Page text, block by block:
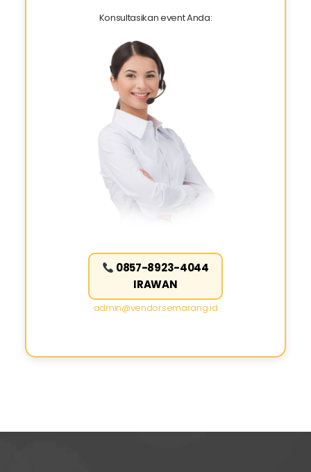
Konsultasikan event Anda:
0857-8923-4044
IRAWAN
admin@vendorsemarang.id